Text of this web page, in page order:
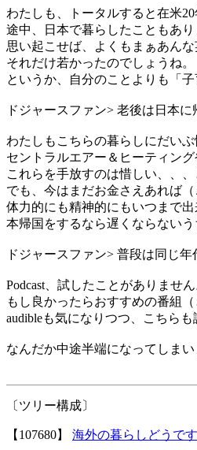
わたしも、トータルすると在米
途中、日本で暮らしたこともあ
思い起こせば、よくもまぁあん
それだけ若かったのでしょうね。
というか、自分のことよりも「
ドジャースファン> 老後は日本
わたしもこちらの暮らしにだい
セントラルエアー＆ヒーティン
これらを手放すのは惜しい、、
でも、今はまだお金さえあれば
体力的にも精神的にもいつまで
本帰国をするなら遅くならない
ドジャースファン> 普段は同じ
Podcast、試したことがありません
もし良かったらおすすめの番組
audibleも気になりつつ、こちら
なんだか中途半端になってしま
〔ツリー構成〕
【107680】 海外の暮らしどうで